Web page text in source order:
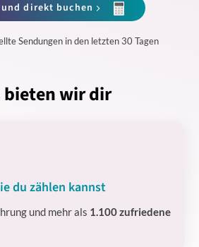
direkt buchen
Sendungen in den letzten 30 Tagen
bieten wir dir
du zählen kannst
und mehr als 1.100 zufriedene